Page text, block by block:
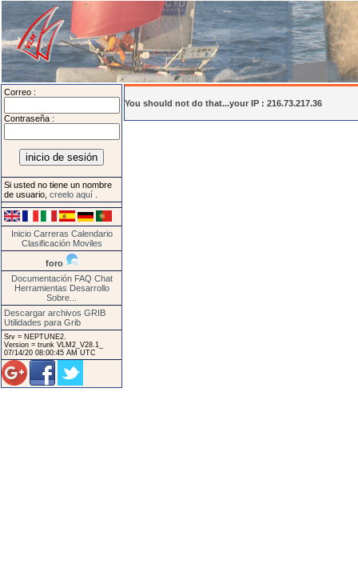
Correo :
Contraseña :
Si usted no tiene un nombre
de usuario, creelo aquí
Inicio Carreras Calendario
Clasificación Moviles
foro
Documentación FAQ Chat
Herramientas Desarrollo
Sobre...
Descargar archivos GRIB
Utilidades para Grib
Srv = NEPTUNE2.
Version = trunk VLM2_V28.1_
07/14/20 08:00:45 AM UTC
You should not do that...your IP : 216.73.217.36